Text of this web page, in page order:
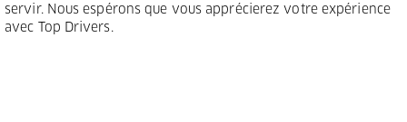
servir. Nous espérons que vous apprécierez votre expérience
avec Top Drivers.